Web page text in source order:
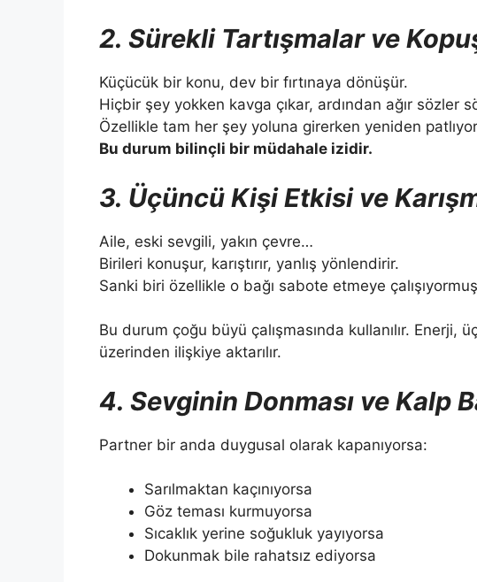
2. Sürekli Tartışmalar ve
Küçücük bir konu, dev bir fırtınaya dönüşür.
Hiçbir şey yokken kavga çıkar, ardından ağır sözler
Özellikle tam her şey yoluna girerken yeniden
Bu durum bilinçli bir müdahale izidir.
3. Üçüncü Kişi Etkisi ve
Aile, eski sevgili, yakın çevre…
Birileri konuşur, karıştırır, yanlış yönlendirir.
Sanki biri özellikle o bağı sabote etmeye
Bu durum çoğu büyü çalışmasında kullanılır. Enerji,
üzerinden ilişkiye aktarılır.
4. Sevginin Donması ve Kalp
Partner bir anda duygusal olarak kapanıyorsa:
Sarılmaktan kaçınıyorsa
Göz teması kurmuyorsa
Sıcaklık yerine soğukluk yayıyorsa
Dokunmak bile rahatsız ediyorsa